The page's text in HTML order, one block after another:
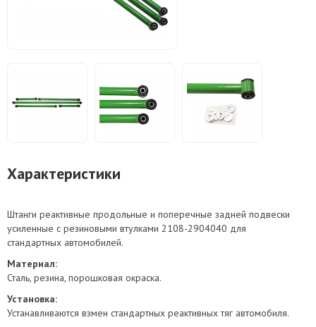
Характеристики
Штанги реактивные продольные и поперечные задней подвески
усиленные с резиновыми втулками 2108-2904040 для
стандартных автомобилей.
Материал:
Сталь, резина, порошковая окраска.
Установка:
Устанавливаются взмен стандартных реактивных тяг автомобиля.